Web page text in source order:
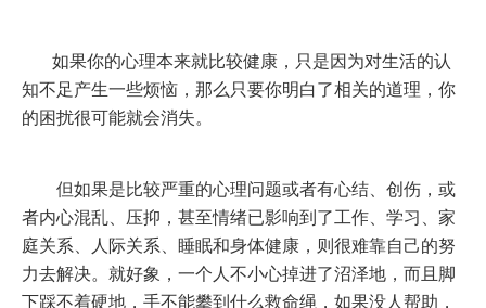
如果你的心理本来就比较健康，只是因为对生活的认
知不足产生一些烦恼，那么只要你明白了相关的道理，你
的困扰很可能就会消失。
但如果是比较严重的心理问题或者有心结、创伤，或
者内心混乱、压抑，甚至情绪已影响到了工作、学习、家
庭关系、人际关系、睡眠和身体健康，则很难靠自己的努
力去解决。就好象，一个人不小心掉进了沼泽地，而且脚
下踩不着硬地，手不能攀到什么救命绳，如果没人帮助，